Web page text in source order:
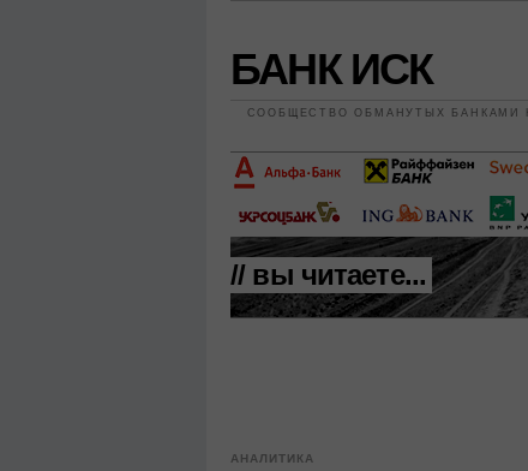
БАНК ИСК
СООБЩЕСТВО ОБМАНУТЫХ БАНКАМИ
// вы читаете...
АНАЛИТИКА